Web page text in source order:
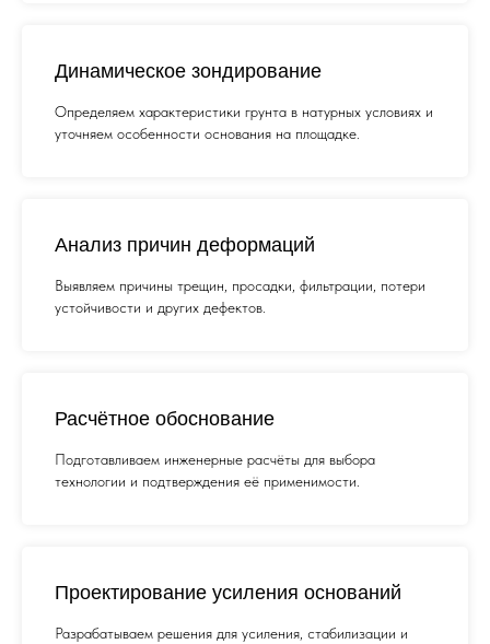
Динамическое зондирование
Определяем характеристики грунта в натурных условиях и
уточняем особенности основания на площадке.
Анализ причин деформаций
Выявляем причины трещин, просадки, фильтрации, потери
устойчивости и других дефектов.
Расчётное обоснование
Подготавливаем инженерные расчёты для выбора
технологии и подтверждения её применимости.
Проектирование усиления оснований
Разрабатываем решения для усиления, стабилизации и
которых выполнялись обследование,
инженерного решения.